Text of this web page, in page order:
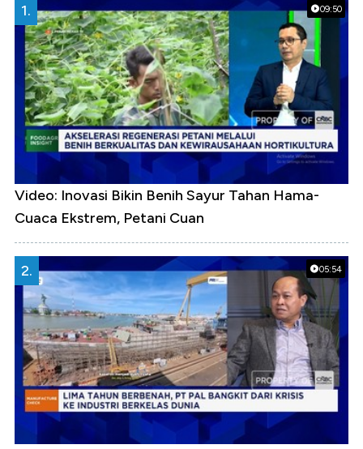
09:50
1.
Video: Inovasi Bikin Benih Sayur Tahan Hama-
Cuaca Ekstrem, Petani Cuan
05:54
2.